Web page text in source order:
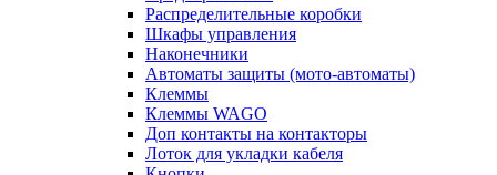
Распределительные коробки
Шкафы управления
Наконечники
Автоматы защиты (мото-автоматы)
Клеммы
Клеммы WAGO
Доп контакты на контакторы
Лоток для укладки кабеля